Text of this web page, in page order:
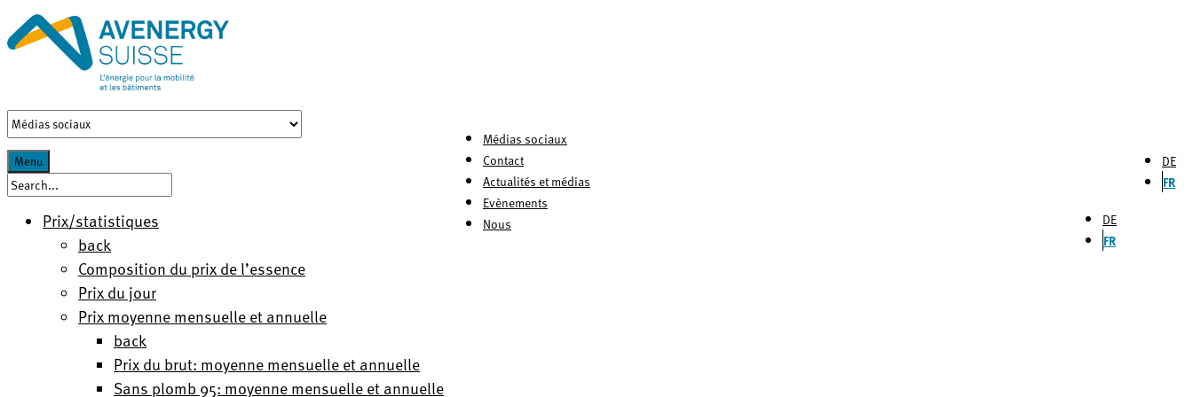
Médias sociaux
Contact
Actualités et médias
Evènements
Nous
DE
FR
Menu
DE
FR
Prix/statistiques
back
Composition du prix de l’essence
Prix du jour
Prix moyenne mensuelle et annuelle
back
Prix du brut: moyenne mensuelle et annuelle
Sans plomb 95: moyenne mensuelle et annuelle